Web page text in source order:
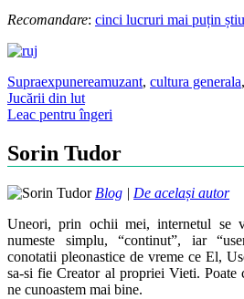
Recomandare: cinci lucruri mai puțin
Supraexpunereamuzant, cultura generala,
Post
navigation
Jucării din lut
Leac pentru îngeri
Sorin Tudor
Blog | De același autor
Uneori, prin ochii mei, internetul se
numeste simplu, “continut”, iar
conotatii pleonastice de vreme ce El,
sa-si fie Creator al propriei Vieti. Poate
ne cunoastem mai bine.